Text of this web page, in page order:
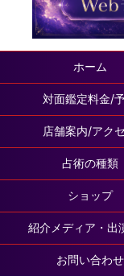
ホーム
対面鑑定料金/
店舗案内/アク
占術の種類
ショップ
紹介メディア・出
お問い合わせ